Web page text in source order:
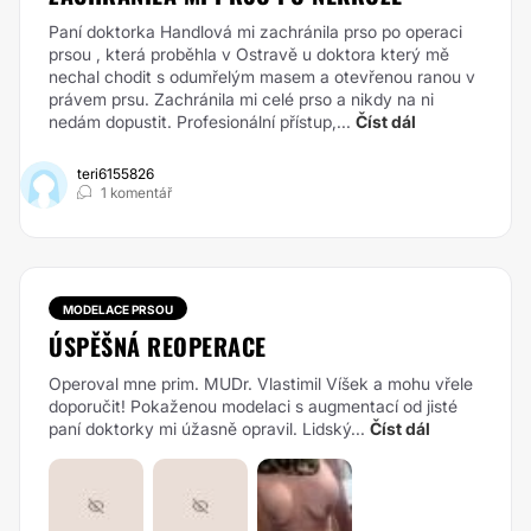
Paní doktorka Handlová mi zachránila prso po operaci
prsou , která proběhla v Ostravě u doktora který mě
nechal chodit s odumřelým masem a otevřenou ranou v
právem prsu. Zachránila mi celé prso a nikdy na ni
nedám dopustit. Profesionální přístup,... Číst dál
teri6155826
1 komentář
MODELACE PRSOU
ÚSPĚŠNÁ REOPERACE
Operoval mne prim. MUDr. Vlastimil Víšek a mohu vřele
doporučit! Pokaženou modelaci s augmentací od jisté
paní doktorky mi úžasně opravil. Lidský... Číst dál